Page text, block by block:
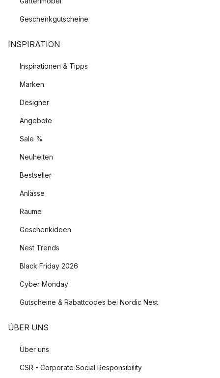
Geschenkgutscheine
INSPIRATION
Inspirationen & Tipps
Marken
Designer
Angebote
Sale %
Neuheiten
Bestseller
Anlässe
Räume
Geschenkideen
Nest Trends
Black Friday 2026
Cyber Monday
Gutscheine & Rabattcodes bei Nordic Nest
ÜBER UNS
Über uns
CSR - Corporate Social Responsibility